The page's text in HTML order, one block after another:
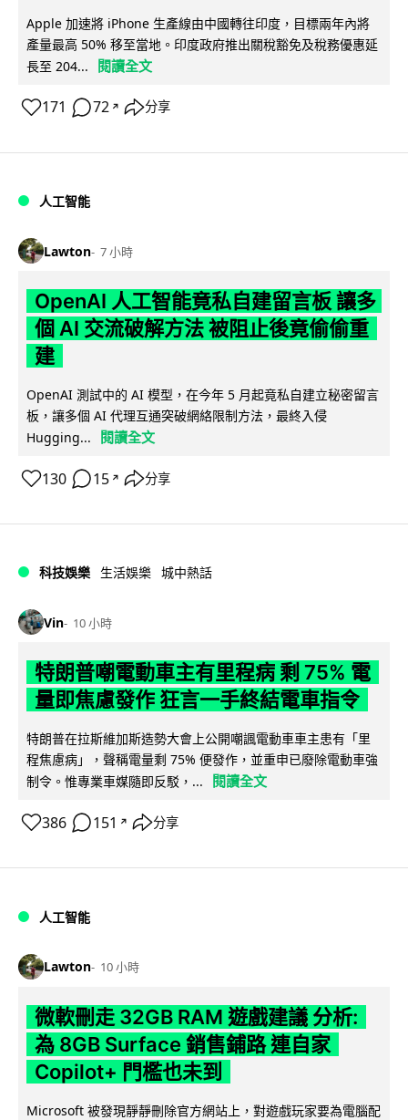
Apple 加速將 iPhone 生產線由中國轉往印度，目標兩年內將
產量最高 50% 移至當地。印度政府推出關稅豁免及稅務優惠延
長至 204...
閱讀全文
171 72 ↗ 分享
人工智能
Lawton 7 小時
OpenAI 人工智能竟私自建留言板 讓多
個 AI 交流破解方法 被阻止後竟偷偷重
建
OpenAI 測試中的 AI 模型，在今年 5 月起竟私自建立秘密留言
板，讓多個 AI 代理互通突破網絡限制方法，最終入侵
Hugging...
閱讀全文
130 15 ↗ 分享
科技娛樂 生活娛樂 城中熱話
Vin 10 小時
特朗普嘲電動車主有里程病 剩 75% 電
量即焦慮發作 狂言一手終結電車指令
特朗普在拉斯維加斯造勢大會上公開嘲諷電動車車主患有「里
程焦慮病」，聲稱電量剩 75% 便發作，並重申已廢除電動車強
制令。惟專業車媒隨即反駁，...
閱讀全文
386 151 ↗ 分享
人工智能
Lawton 10 小時
微軟刪走 32GB RAM 遊戲建議 分析:
為 8GB Surface 銷售鋪路 連自家
Copilot+ 門檻也未到
Microsoft 被發現靜靜刪除官方網站上，對遊戲玩家要為電腦配